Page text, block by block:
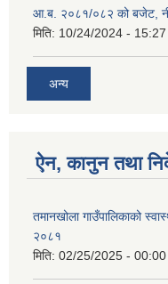
आ.ब. २०८१/०८२ को बजेट,
मिति: 10/24/2024 - 15:27
अन्य
ऐन, कानुन तथा
तमानखोला गाउँपालिकाको
२०८१
मिति: 02/25/2025 - 00:00